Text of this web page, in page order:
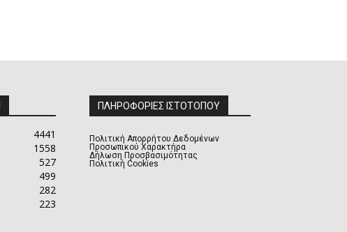
4441
1558
527
499
282
223
ΠΛΗΡΟΦΟΡΙΕΣ ΙΣΤΟΤΟΠΟΥ
Πολιτική Απορρήτου Δεδομένων
Προσωπικού Χαρακτήρα
Δήλωση Προσβασιμότητας
Πολιτική Cookies